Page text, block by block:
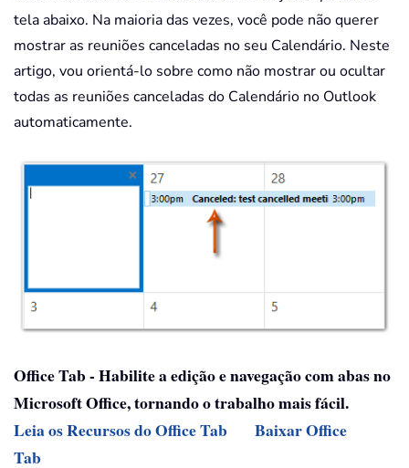
tela abaixo. Na maioria das vezes, você pode não querer
mostrar as reuniões canceladas no seu Calendário. Neste
artigo, vou orientá-lo sobre como não mostrar ou ocultar
todas as reuniões canceladas do Calendário no Outlook
automaticamente.
Office Tab - Habilite a edição e navegação com abas no
Microsoft Office, tornando o trabalho mais fácil.
Leia os Recursos do Office Tab
Baixar Office
Tab